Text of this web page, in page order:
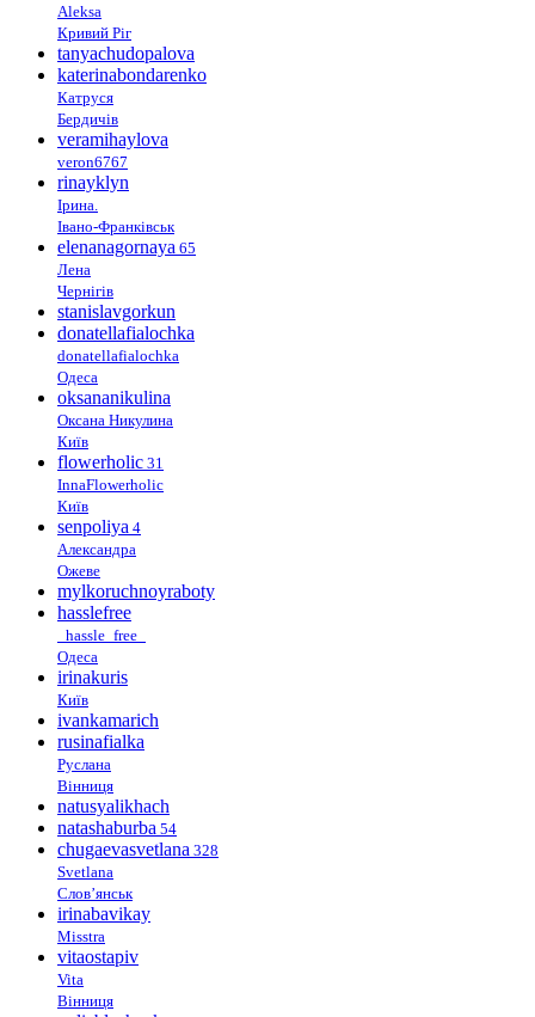
Aleksa
Кривий Ріг
tanyachudopalova
katerinabondarenko
Катруся
Бердичів
veramihaylova
veron6767
rinayklyn
Ірина.
Івано-Франківськ
elenanagornaya 65
Лена
Чернігів
stanislavgorkun
donatellafialochka
donatellafialochka
Одеса
oksananikulina
Оксана Никулина
Київ
flowerholic 31
InnaFlowerholic
Київ
senpoliya 4
Александра
Ожеве
mylkoruchnoyraboty
hasslefree
_hassle_free_
Одеса
irinakuris
Київ
ivankamarich
rusinafialka
Руслана
Вінниця
natusyalikhach
natashaburba 54
chugaevasvetlana 328
Svetlana
Слов’янськ
irinabavikay
Misstra
vitaostapiv
Vita
Вінниця